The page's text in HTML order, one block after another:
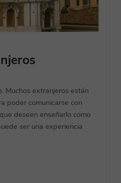
Muchos extranjeros están
poder comunicarse con
deseen enseñarlo como
ser una experiencia